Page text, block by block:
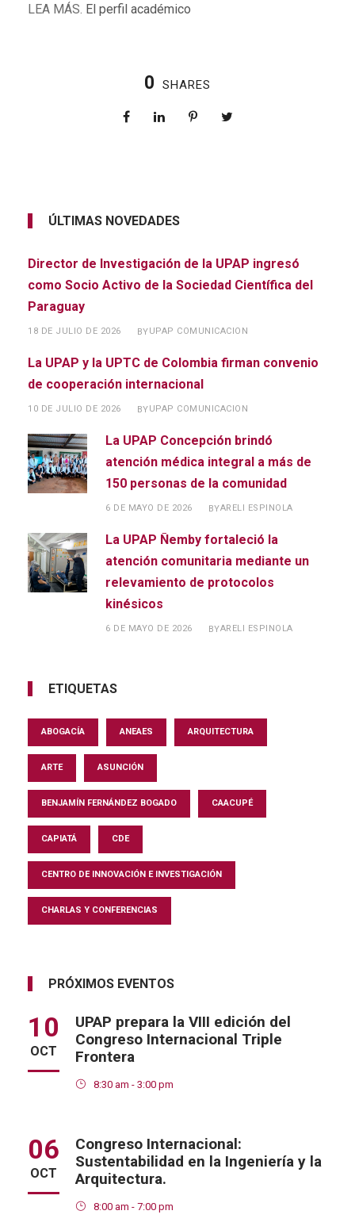
LEA MÁS. El perfil académico
0 SHARES
ÚLTIMAS NOVEDADES
Director de Investigación de la UPAP ingresó
como Socio Activo de la Sociedad Científica del
Paraguay
18 DE JULIO DE 2026 BYUPAP COMUNICACION
La UPAP y la UPTC de Colombia firman convenio
de cooperación internacional
10 DE JULIO DE 2026 BYUPAP COMUNICACION
La UPAP Concepción brindó
atención médica integral a más de
150 personas de la comunidad
6 DE MAYO DE 2026 BYARELI ESPINOLA
La UPAP Ñemby fortaleció la
atención comunitaria mediante un
relevamiento de protocolos
kinésicos
6 DE MAYO DE 2026 BYARELI ESPINOLA
ETIQUETAS
ABOGACÍA ANEAES ARQUITECTURA
ARTE ASUNCIÓN
BENJAMÍN FERNÁNDEZ BOGADO CAACUPÉ
CAPIATÁ CDE
CENTRO DE INNOVACIÓN E INVESTIGACIÓN
CHARLAS Y CONFERENCIAS
PRÓXIMOS EVENTOS
10
OCT
UPAP prepara la VIII edición del
Congreso Internacional Triple
Frontera
8:30 am - 3:00 pm
06
OCT
Congreso Internacional:
Sustentabilidad en la Ingeniería y la
Arquitectura.
8:00 am - 7:00 pm